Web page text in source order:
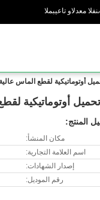
والدعم الفنى :
أوتوماتيكية لقطع الماس
تحميل أوتوماتيكية
المنتج:
مكان المنشأ:
اسم العلامة التجارية:
إصدار الشهادات:
رقم الموديل: